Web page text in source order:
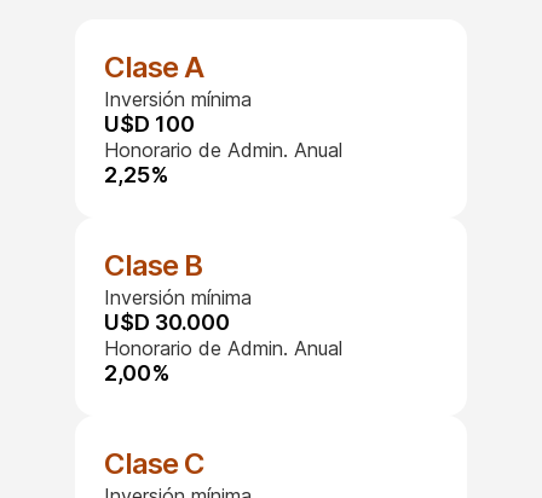
Clase A
Inversión mínima
U$D 100
Honorario de Admin. Anual
2,25%
Clase B
Inversión mínima
U$D 30.000
Honorario de Admin. Anual
2,00%
Clase C